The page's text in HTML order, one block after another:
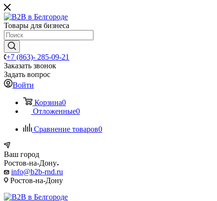
Товары для бизнеса
+7 (863)- 285-09-21
Заказать звонок
Задать вопрос
Войти
Корзина0
Отложенные0
Сравнение товаров0
Ваш город
Ростов-на-Дону
info@b2b-rnd.ru
Ростов-на-Дону